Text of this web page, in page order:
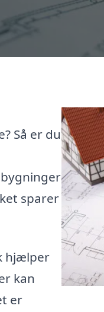
Så er du
sparer
hjælper
kan
er